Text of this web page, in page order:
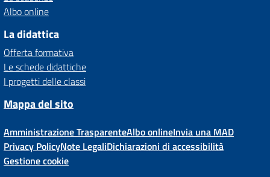
Albo online
La didattica
Offerta formativa
Le schede didattiche
I progetti delle classi
Mappa del sito
Amministrazione TrasparenteAlbo onlineInvia una MAD
Privacy PolicyNote LegaliDichiarazioni di accessibilità
Gestione cookie